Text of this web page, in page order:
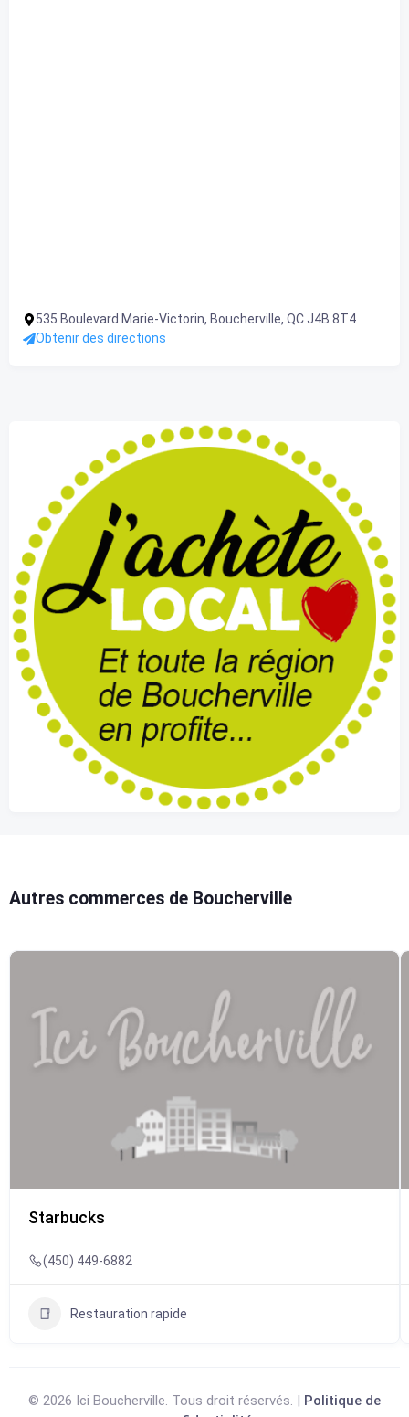
535 Boulevard Marie-Victorin, Boucherville, QC J4B 8T4
Obtenir des directions
Autres commerces de Boucherville
Starbucks
(450) 449-6882
Restauration rapide
© 2026 Ici Boucherville. Tous droit réservés. | Politique de